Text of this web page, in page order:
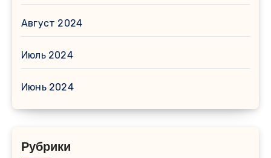
Август 2024
Июль 2024
Июнь 2024
Рубрики